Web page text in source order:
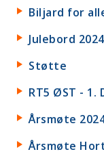
Biljard for
Julebord 2024
Støtte
RT5 ØST - 1.
Årsmøte
Årsmøte